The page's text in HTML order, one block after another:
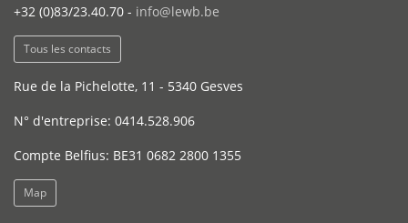
+32 (0)83/23.40.70 - info@lewb.be
Tous les contacts
Rue de la Pichelotte, 11 - 5340 Gesves
N° d'entreprise: 0414.528.906
Compte Belfius: BE31 0682 2800 1355
Map